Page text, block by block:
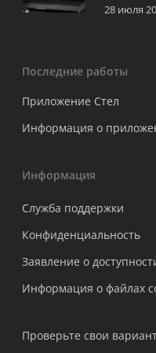
28 июля
Последние работы
Приложение Стел
Информация о
Информация
Служба поддержки
Конфиденциальность
Заявление о
Информация о файлах
Проверьте свои